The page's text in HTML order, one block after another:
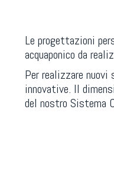
Le progettazioni
acquaponico da
Per realizzare
innovative. Il
del nostro Sistema